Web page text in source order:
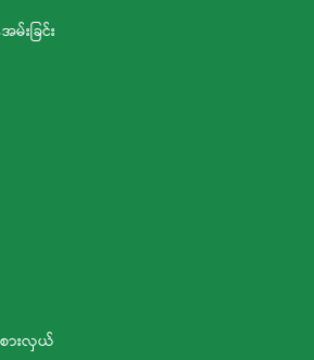
မ်းခြင်း
ားလှယ်